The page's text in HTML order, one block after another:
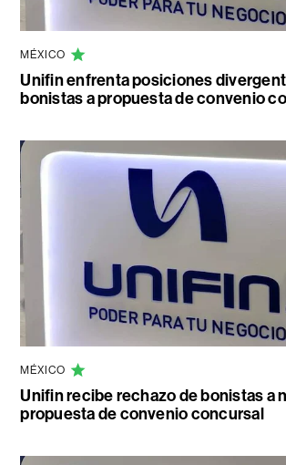
MÉXICO
Unifin enfrenta posiciones
bonistas a propuesta de convenio
MÉXICO
Unifin recibe rechazo de bonistas a
propuesta de convenio concursal